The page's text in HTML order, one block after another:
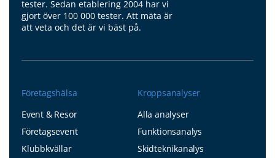
tester. Sedan etablering 2004 har vi
gjort över 100 000 tester. Att mäta är
att veta och det är vi bäst på.
Företagshälsa
Event & Resor
Företagsevent
Klubbkvällar
Kroppsanalyser
Alla analyser
Funktionsanalys
Skidteknikanalys